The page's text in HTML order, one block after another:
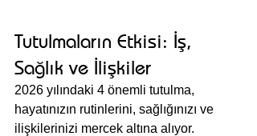
Tutulmaların Etkisi: İş,
Sağlık ve İlişkiler
2026 yılındaki 4 önemli tutulma,
hayatınızın rutinlerini, sağlığınızı ve
ilişkilerinizi mercek altına alıyor.